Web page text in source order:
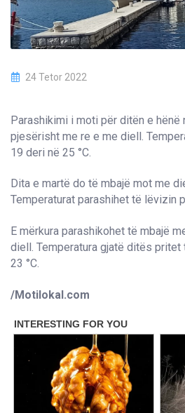
24 Tetor 2022
Parashikimi i moti për ditën e hënë
pjesërisht me re e me diell.
19 deri në 25 °C.
Dita e martë do të mbajë mot me
Temperaturat parashihet të lëvizin
E mërkura parashikohet të mbajë
diell. Temperatura gjatë ditës
23 °C.
/Motilokal.com